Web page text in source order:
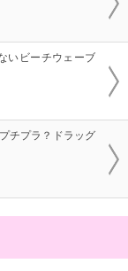
いビーチウェーブ
チプラ？ドラッグ